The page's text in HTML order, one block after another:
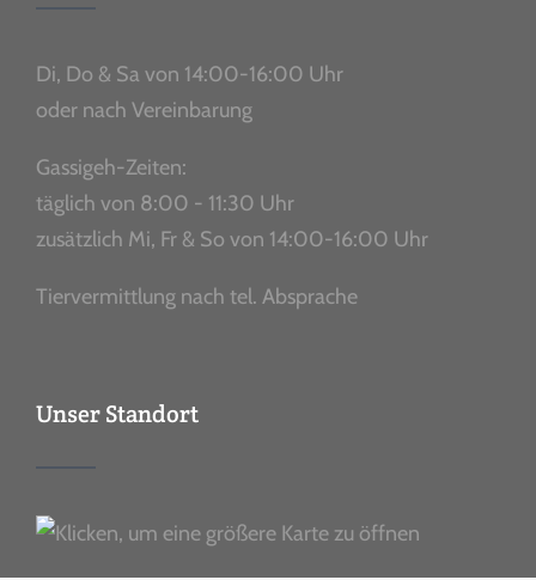
Di, Do & Sa von 14:00-16:00 Uhr
oder nach Vereinbarung
Gassigeh-Zeiten:
täglich von 8:00 - 11:30 Uhr
zusätzlich Mi, Fr & So von 14:00-16:00 Uhr
Tiervermittlung nach tel. Absprache
Unser Standort